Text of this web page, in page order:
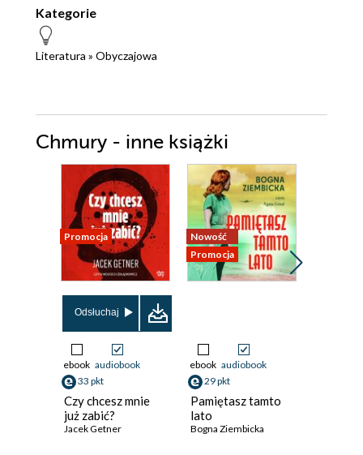
Kategorie
Literatura » Obyczajowa
Chmury - inne książki
Promocja
Odsłuchaj
ebook audiobook
33 pkt
Czy chcesz mnie
już zabić?
Jacek Getner
Nowość
Promocja
ebook audiobook
29 pkt
Pamiętasz tamto
lato
Bogna Ziembicka